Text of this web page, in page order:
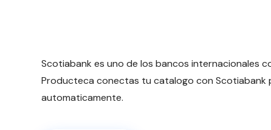
Scotiabank es uno de los bancos internacionales
Producteca conectas tu catalogo con Scotiabank
automaticamente.